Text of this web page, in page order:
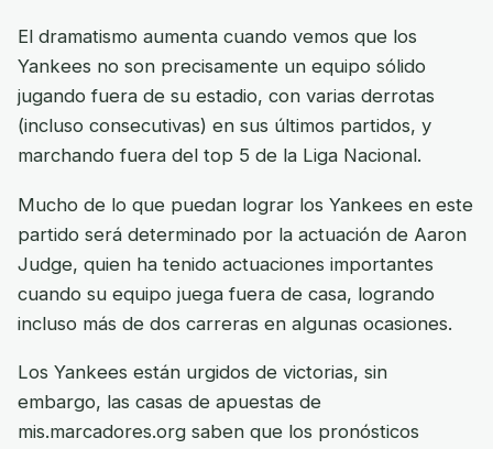
El dramatismo aumenta cuando vemos que los
Yankees no son precisamente un equipo sólido
jugando fuera de su estadio, con varias derrotas
(incluso consecutivas) en sus últimos partidos, y
marchando fuera del top 5 de la Liga Nacional.
Mucho de lo que puedan lograr los Yankees en este
partido será determinado por la actuación de Aaron
Judge, quien ha tenido actuaciones importantes
cuando su equipo juega fuera de casa, logrando
incluso más de dos carreras en algunas ocasiones.
Los Yankees están urgidos de victorias, sin
embargo, las casas de apuestas de
mis.marcadores.org saben que los pronósticos